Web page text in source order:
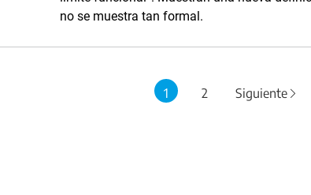
no se muestra tan formal.
1 2 Siguiente